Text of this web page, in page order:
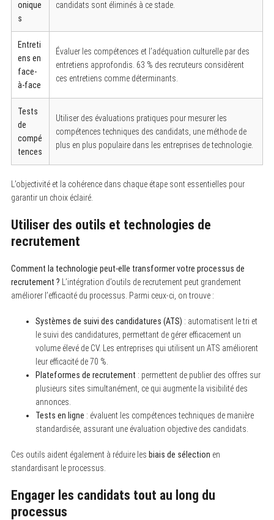
onique
s
candidats sont éliminés à ce stade.
Entreti
ens en
face-
à-face
Évaluer les compétences et l’adéquation culturelle par des
entretiens approfondis. 63 % des recruteurs considèrent
ces entretiens comme déterminants.
Tests
de
compé
tences
Utiliser des évaluations pratiques pour mesurer les
compétences techniques des candidats, une méthode de
plus en plus populaire dans les entreprises de technologie.
L’objectivité et la cohérence dans chaque étape sont essentielles pour
garantir un choix éclairé.
Utiliser des outils et technologies de
recrutement
Comment la technologie peut-elle transformer votre processus de
recrutement ? L’intégration d’outils de recrutement peut grandement
améliorer l’efficacité du processus. Parmi ceux-ci, on trouve :
Systèmes de suivi des candidatures (ATS) : automatisent le tri et
le suivi des candidatures, permettant de gérer efficacement un
volume élevé de CV. Les entreprises qui utilisent un ATS améliorent
leur efficacité de 70 %.
Plateformes de recrutement : permettent de publier des offres sur
plusieurs sites simultanément, ce qui augmente la visibilité des
annonces.
Tests en ligne : évaluent les compétences techniques de manière
standardisée, assurant une évaluation objective des candidats.
Ces outils aident également à réduire les biais de sélection en
standardisant le processus.
Engager les candidats tout au long du
processus